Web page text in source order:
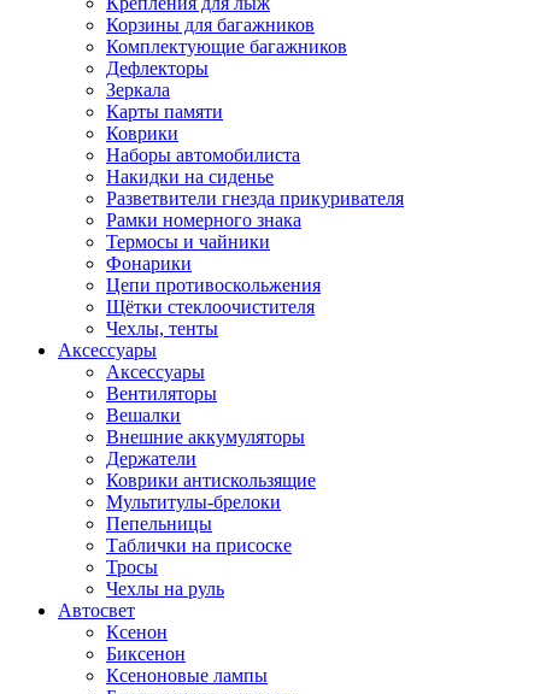
Корзины для багажников
Комплектующие багажников
Дефлекторы
Зеркала
Карты памяти
Коврики
Наборы автомобилиста
Накидки на сиденье
Разветвители гнезда прикуривателя
Рамки номерного знака
Термосы и чайники
Фонарики
Цепи противоскольжения
Щётки стеклоочистителя
Чехлы, тенты
Аксессуары
Аксессуары
Вентиляторы
Вешалки
Внешние аккумуляторы
Держатели
Коврики антискользящие
Мультитулы-брелоки
Пепельницы
Таблички на присоске
Тросы
Чехлы на руль
Автосвет
Ксенон
Биксенон
Ксеноновые лампы